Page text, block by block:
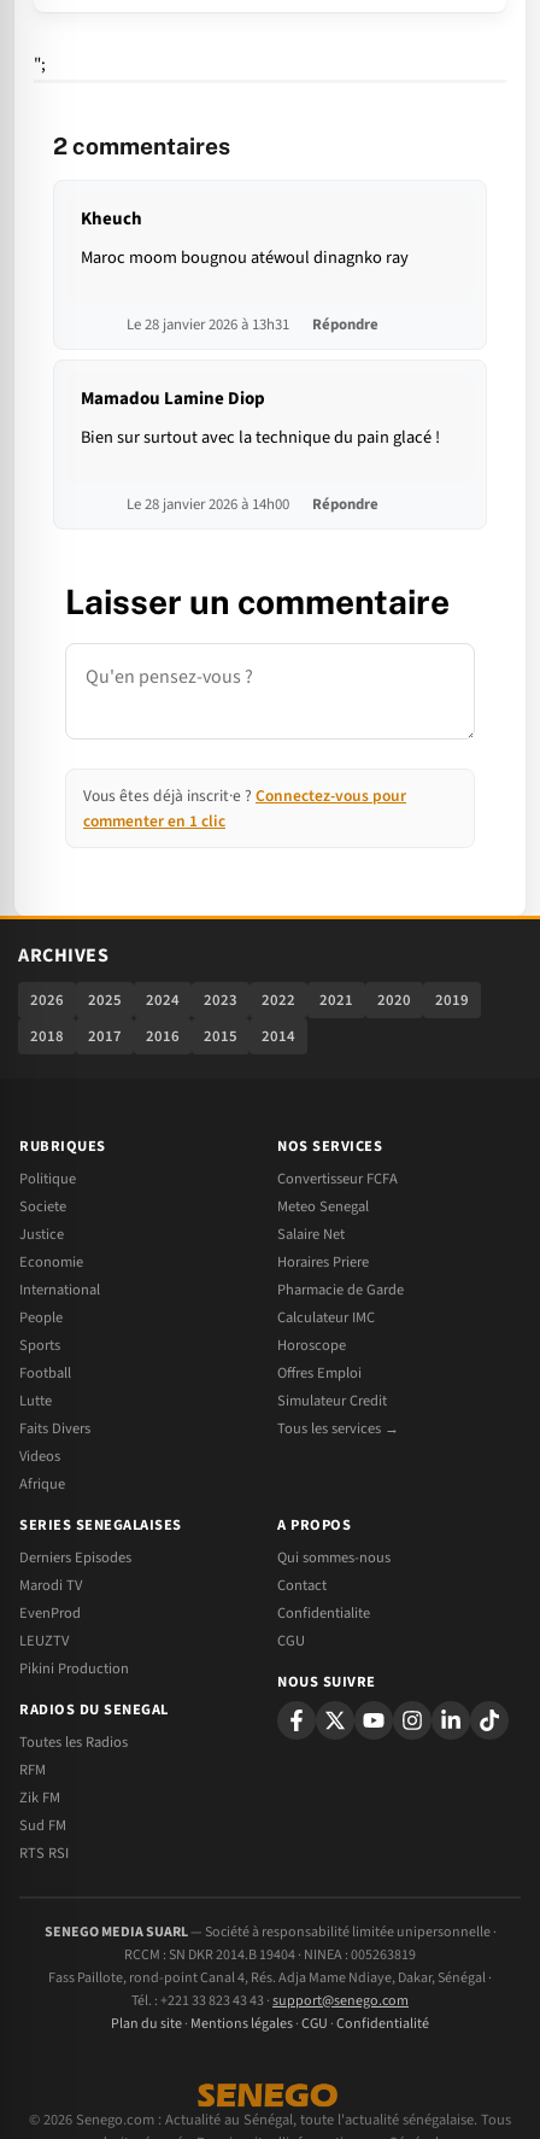
";
2commentaires
Kheuch
Maroc moom bougnou atéwoul dinagnko ray
Le 28 janvier 2026 à 13h31 Répondre
Mamadou Lamine Diop
Bien sur surtout avec la technique du pain glacé !
Le 28 janvier 2026 à 14h00 Répondre
Laisser un commentaire
Commentaire
Vous êtes déjà inscrit·e ? Connectez-vous pour
commenter en 1 clic
ARCHIVES
2026 2025 2024 2023 2022 2021 2020
2019
2018
2017 2016 2015 2014
RUBRIQUES
Politique
Societe
Justice
Economie
International
People
Sports
Football
Lutte
Faits Divers
Videos
Afrique
NOS SERVICES
Convertisseur FCFA
Meteo Senegal
Salaire Net
Horaires Priere
Pharmacie de Garde
Calculateur IMC
Horoscope
Offres Emploi
Simulateur Credit
Tous les services →
SERIES SENEGALAISES
Derniers Episodes
Marodi TV
EvenProd
LEUZTV
Pikini Production
RADIOS DU SENEGAL
Toutes les Radios
RFM
Zik FM
Sud FM
RTS RSI
A PROPOS
Qui sommes-nous
Contact
Confidentialite
CGU
NOUS SUIVRE
SENEGO MEDIA SUARL— Société à responsabilité limitée unipersonnelle ·
RCCM : SN DKR 2014.B 19404 · NINEA : 005263819
Fass Paillote, rond-point Canal 4, Rés. Adja Mame Ndiaye, Dakar, Sénégal ·
Tél. : +221 33 823 43 43 ·support@senego.com
Plan du site· Mentions légales·CGU ·Confidentialité
© 2026 Senego.com : Actualité au Sénégal, toute l'actualité sénégalaise. Tous